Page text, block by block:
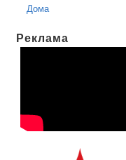
Дома
Реклама